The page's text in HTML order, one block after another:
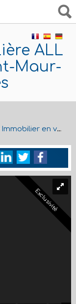
Immobilier en vente Saint-Maur-des-Fossés
Exclusivité